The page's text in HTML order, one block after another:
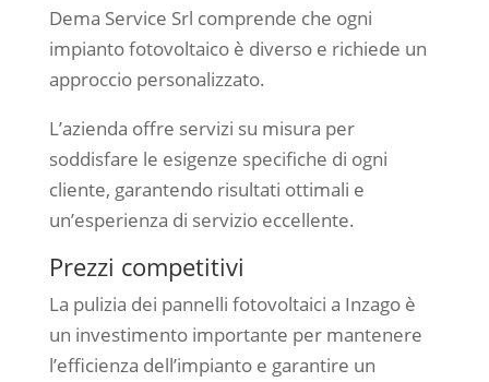
Dema Service Srl comprende che ogni
impianto fotovoltaico è diverso e richiede un
approccio personalizzato.
L’azienda offre servizi su misura per
soddisfare le esigenze specifiche di ogni
cliente, garantendo risultati ottimali e
un’esperienza di servizio eccellente.
Prezzi competitivi
La pulizia dei pannelli fotovoltaici a Inzago è
un investimento importante per mantenere
l’efficienza dell’impianto e garantire un